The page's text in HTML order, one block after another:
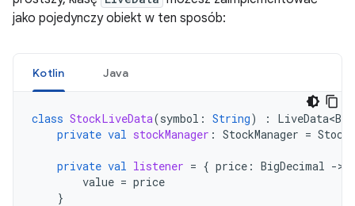
jako pojedynczy obiekt w ten sposób:
Kotlin Java
class StockLiveData(symbol : String) :
private val stockManager : StockManager =
private val listener = { price : BigDecimal -
value = price
}